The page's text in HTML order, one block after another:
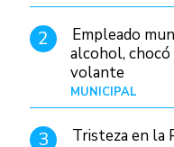
2
Empleado
alcohol, chocó
volante
MUNICIPAL
3
Tristeza en la